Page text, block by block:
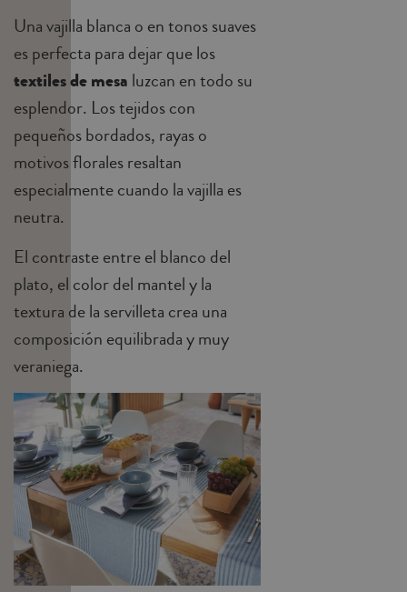
Una vajilla blanca o en tonos suaves
es perfecta para dejar que los
textiles de mesa luzcan en todo su
esplendor. Los tejidos con
pequeños bordados, rayas o
motivos florales resaltan
especialmente cuando la vajilla es
neutra.
El contraste entre el blanco del
plato, el color del mantel y la
textura de la servilleta crea una
composición equilibrada y muy
veraniega.